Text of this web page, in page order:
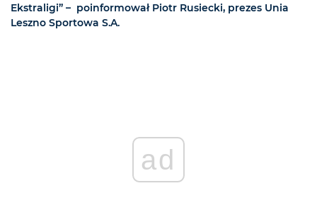
Ekstraligi” – poinformował Piotr Rusiecki, prezes Unia
Leszno Sportowa S.A.
ad